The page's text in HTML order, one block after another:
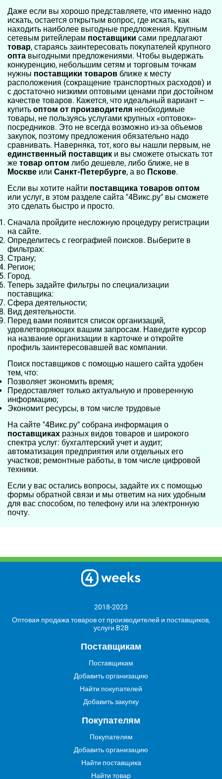
Даже если вы хорошо представляете, что именно надо
искать, остается открытым вопрос, где искать, как
находить наиболее выгодные предложения. Крупным
сетевым ритейлерам поставщики сами предлагают
товар, стараясь заинтересовать покупателей крупного
опта выгодными предложениями. Чтобы выдержать
конкуренцию, небольшим сетям и торговым точкам
нужны поставщики товаров ближе к месту
расположения (сокращение транспортных расходов) и
с достаточно низкими оптовыми ценами при достойном
качестве товаров. Кажется, что идеальный вариант –
купить оптом от производителя необходимые
товары, не пользуясь услугами крупных «оптовок»-
посредников. Это не всегда возможно из-за объемов
закупок, поэтому предложения обязательно надо
сравнивать. Наверняка, тот, кого вы нашли первым, не
единственный поставщик и вы сможете отыскать тот
же товар оптом либо дешевле, либо ближе, не в
Москве или Санкт-Петербурге, а во Пскове.
Если вы хотите найти поставщика товаров оптом
или услуг, в этом разделе сайта "4Викс.ру" вы сможете
это сделать быстро и просто.
Сначала пройдите несложную процедуру регистрации
на сайте.
Определитесь с географией поисков. Выберите в
фильтрах:
Страну;
Регион;
Город.
Теперь задайте фильтры по специализации
поставщика:
Сфера деятельности;
Вид деятельности.
Перед вами появится список организаций,
удовлетворяющих вашим запросам. Наведите курсор
на название организации в карточке и откройте
профиль заинтересовавшей вас компании.
Поиск поставщиков с помощью нашего сайта удобен
тем, что:
Позволяет экономить время;
Предоставляет только актуальную и проверенную
информацию;
Экономит ресурсы, в том числе трудовые
На сайте "4Викс.ру" собрана информация о
поставщиках разных видов товаров и широкого
спектра услуг: бухгалтерский учет и аудит;
автоматизация предприятия или отдельных его
участков; ремонтные работы, в том числе цифровой
техники.
Если у вас остались вопросы, задайте их с помощью
формы обратной связи и мы ответим на них удобным
для вас способом, по телефону или на электронную
почту.
2018-2023
Оптовая продажа товаров от производителей и поставщиков,
услуги B2B
Поставщикам
Поставщикам
Добавить организацию
Найти покупателей
Добавить закупку
Покупателям
Покупателям
Добавить организацию
Найти поставщика
Найти товар